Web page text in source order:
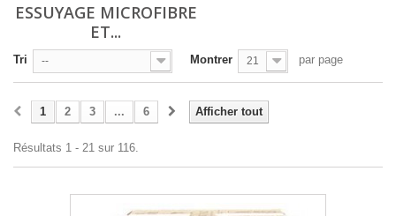
ESSUYAGE MICROFIBRE
ET...
Tri -- Montrer 21 par page
Afficher tout
1 2 3 ... 6
Résultats 1 - 21 sur 116.